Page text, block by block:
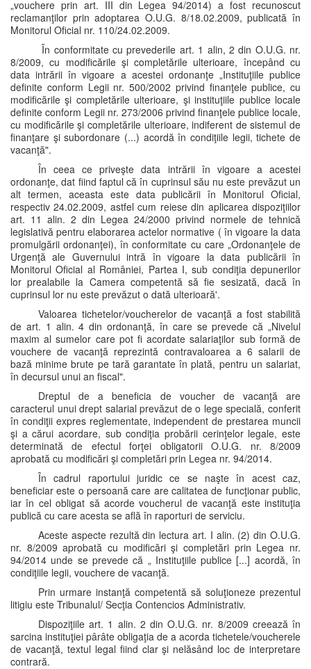
„vouchere prin art. III din Legea 94/2014) a fost recunoscut
reclamanţilor prin adoptarea O.U.G. 8/18.02.2009, publicată în
Monitorul Oficial nr. 110/24.02.2009.
În conformitate cu prevederile art. 1 alin, 2 din O.U.G. nr.
8/2009, cu modificările şi completările ulterioare, începând cu
data intrării în vigoare a acestei ordonanţe „Instituţiile publice
definite conform Legii nr. 500/2002 privind finanţele publice, cu
modificările şi completările ulterioare, şi instituţiile publice locale
definite conform Legii nr. 273/2006 privind finanţele publice locale,
cu modificările şi completările ulterioare, indiferent de sistemul de
finanţare şi subordonare (...) acordă în condiţiile legii, tichete de
vacanţă".
În ceea ce priveşte data intrării în vigoare a acestei
ordonanţe, dat fiind faptul că în cuprinsul său nu este prevăzut un
alt termen, aceasta este data publicării în Monitorul Oficial,
respectiv 24.02.2009, astfel cum reiese din aplicarea dispoziţiilor
art. 11 alin. 2 din Legea 24/2000 privind normele de tehnică
legislativă pentru elaborarea actelor normative ( în vigoare la data
promulgării ordonanţei), în conformitate cu care „Ordonanţele de
Urgenţă ale Guvernului intră în vigoare la data publicării în
Monitorul Oficial al României, Partea I, sub condiţia depunerilor
lor prealabile la Camera competentă să fie sesizată, dacă în
cuprinsul lor nu este prevăzut o dată ulterioară'.
Valoarea tichetelor/voucherelor de vacanţă a fost stabilită
de art. 1 alin. 4 din ordonanţă, în care se prevede că „Nivelul
maxim al sumelor care pot fi acordate salariaţilor sub formă de
vouchere de vacanţă reprezintă contravaloarea a 6 salarii de
bază minime brute pe tară garantate în plată, pentru un salariat,
în decursul unui an fiscal".
Dreptul de a beneficia de voucher de vacanţă are
caracterul unui drept salarial prevăzut de o lege specială, conferit
în condiţii expres reglementate, independent de prestarea muncii
şi a cărui acordare, sub condiţia probării cerinţelor legale, este
determinată de efectul forţei obligatorii O.U.G. nr. 8/2009
aprobată cu modificări şi completări prin Legea nr. 94/2014.
În cadrul raportului juridic ce se naşte în acest caz,
beneficiar este o persoană care are calitatea de funcţionar public,
iar în cel obligat să acorde voucherul de vacanţă este instituţia
publică cu care acesta se află în raporturi de serviciu.
Aceste aspecte rezultă din lectura art. I alin. (2) din O.U.G.
nr. 8/2009 aprobată cu modificări şi completări prin Legea nr.
94/2014 unde se prevede că „ Instituţiile publice [...] acordă, în
condiţiile legii, vouchere de vacanţă.
Prin urmare instanţă competentă să soluţioneze prezentul
litigiu este Tribunalul/ Secţia Contencios Administrativ.
Dispoziţiile art. 1 alin. 2 din O.U.G. nr. 8/2009 creează în
sarcina instituţiei pârâte obligaţia de a acorda tichetele/voucherele
de vacanţă, textul legal fiind clar şi nelăsând loc de interpretare
contrară.